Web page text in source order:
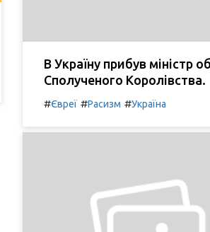
В Україну прибув міністр
Сполученого Королівства.
#Євреї #Расизм #Україна